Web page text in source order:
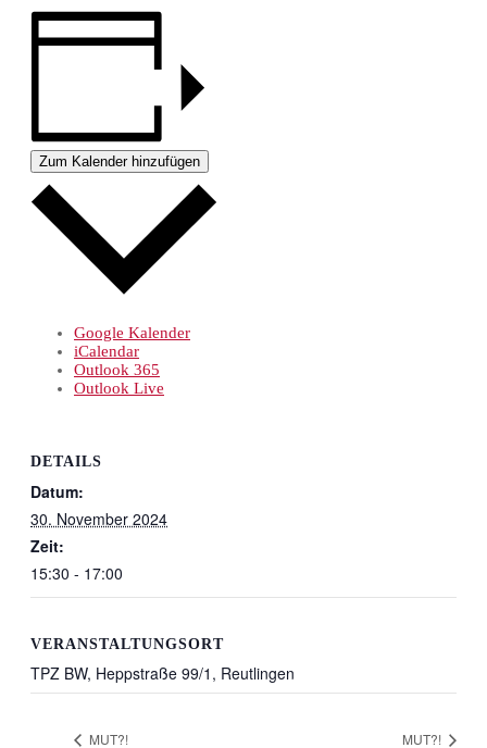
Zum Kalender hinzufügen
Google Kalender
iCalendar
Outlook 365
Outlook Live
DETAILS
Datum:
30. November 2024
Zeit:
15:30 - 17:00
VERANSTALTUNGSORT
TPZ BW, Heppstraße 99/1, Reutlingen
MUT?! MUT?!